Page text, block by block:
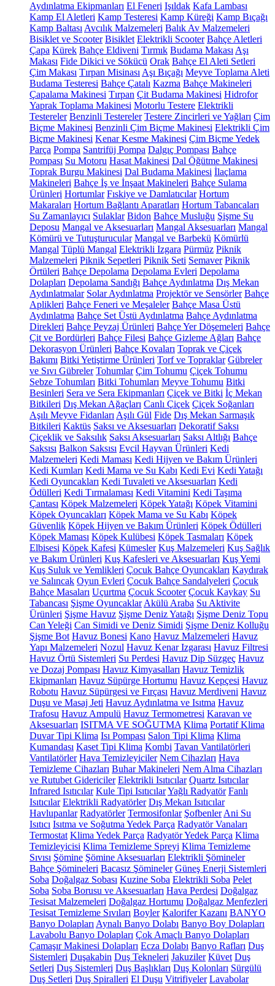
Aydınlatma Ekipmanları El Feneri Işıldak Kafa Lambası
Kamp El Aletleri Kamp Testeresi Kamp Küreği Kamp Bıçağı
Kamp Baltası Avcılık Malzemeleri Balık Av Malzemeleri
Bisiklet ve Scooter Bisiklet Elektrikli Scooter Bahçe Aletleri
Çapa Kürek Bahçe Eldiveni Tırmık Budama Makası Aşı
Makası Fide Dikici ve Sökücü Orak Bahçe El Aleti Setleri
Çim Makası Tırpan Misinası Aşı Bıçağı Meyve Toplama Aleti
Budama Testeresi Bahçe Çatalı Kazma Bahçe Makineleri
Çapalama Makinesi Tırpan Çit Budama Makinesi Hidrofor
Yaprak Toplama Makinesi Motorlu Testere Elektrikli
Testereler Benzinli Testereler Testere Zincirleri ve Yağları Çim
Biçme Makinesi Benzinli Çim Biçme Makinesi Elektrikli Çim
Biçme Makinesi Kenar Kesme Makinesi Çim Biçme Yedek
Parça Pompa Santrifüj Pompa Dalgıç Pompası Bahçe
Pompası Su Motoru Hasat Makinesi Dal Öğütme Makinesi
Toprak Burgu Makinesi Dal Budama Makinesi İlaçlama
Makineleri Bahçe İş ve İnşaat Makineleri Bahçe Sulama
Ürünleri Hortumlar Fıskiye ve Damlatıcılar Hortum
Makaraları Hortum Bağlantı Aparatları Hortum Tabancaları
Su Zamanlayıcı Sulaklar Bidon Bahçe Musluğu Şişme Su
Deposu Mangal ve Aksesuarları Mangal Aksesuarları Mangal
Kömürü ve Tutuşturucular Mangal ve Barbekü Kömürlü
Mangal Tüplü Mangal Elektrikli Izgara Pürmüz Piknik
Malzemeleri Piknik Sepetleri Piknik Seti Semaver Piknik
Örtüleri Bahçe Depolama Depolama Evleri Depolama
Dolapları Depolama Sandığı Bahçe Aydınlatma Dış Mekan
Aydınlatmalar Solar Aydınlatma Projektör ve Sensörler Bahçe
Aplikleri Bahçe Feneri ve Meşaleler Bahçe Masa Üstü
Aydınlatma Bahçe Set Üstü Aydınlatma Bahçe Aydınlatma
Direkleri Bahçe Peyzaj Ürünleri Bahçe Yer Döşemeleri Bahçe
Çit ve Bordürleri Bahçe Filesi Bahçe Gizleme Ağları Bahçe
Dekorasyon Ürünleri Bahçe Kovaları Toprak ve Çiçek
Bakımı Bitki Yetiştirme Ürünleri Torf ve Topraklar Gübreler
ve Sıvı Gübreler Tohumlar Çim Tohumu Çiçek Tohumu
Sebze Tohumları Bitki Tohumları Meyve Tohumu Bitki
Besinleri Sera ve Sera Ekipmanları Çiçek ve Bitki İç Mekan
Bitkileri Dış Mekan Ağaçları Canlı Çiçek Çiçek Soğanları
Aşılı Meyve Fidanları Aşılı Gül Fide Dış Mekan Sarmaşık
Bitkileri Kaktüs Saksı ve Aksesuarları Dekoratif Saksı
Çiçeklik ve Saksılık Saksı Aksesuarları Saksı Altlığı Bahçe
Saksısı Balkon Saksısı Evcil Hayvan Ürünleri Kedi
Malzemeleri Kedi Maması Kedi Hijyen ve Bakım Ürünleri
Kedi Kumları Kedi Mama ve Su Kabı Kedi Evi Kedi Yatağı
Kedi Oyuncakları Kedi Tuvaleti ve Aksesuarları Kedi
Ödülleri Kedi Tırmalaması Kedi Vitamini Kedi Taşıma
Çantası Köpek Malzemeleri Köpek Yatağı Köpek Vitamini
Köpek Oyuncakları Köpek Mama ve Su Kabı Köpek
Güvenlik Köpek Hijyen ve Bakım Ürünleri Köpek Ödülleri
Köpek Maması Köpek Kulübesi Köpek Tasmaları Köpek
Elbisesi Köpek Kafesi Kümesler Kuş Malzemeleri Kuş Sağlık
ve Bakım Ürünleri Kuş Kafesleri ve Aksesuarları Kuş Yemi
Kuş Suluk ve Yemlikleri Çocuk Bahçe Oyuncakları Kaydırak
ve Salıncak Oyun Evleri Çocuk Bahçe Sandalyeleri Çocuk
Bahçe Masaları Uçurtma Çocuk Scooter Çocuk Kaykay Su
Tabancası Şişme Oyuncaklar Akülü Araba Su Aktivite
Ürünleri Şişme Havuz Şişme Deniz Yatağı Şişme Deniz Topu
Can Yeleği Can Simidi ve Deniz Simidi Şişme Deniz Kolluğu
Şişme Bot Havuz Bonesi Kano Havuz Malzemeleri Havuz
Yapı Malzemeleri Nozul Havuz Kenar Izgarası Havuz Filtresi
Havuz Örtü Sistemleri Su Perdesi Havuz Dip Süzgeç Havuz
ve Dozaj Pompası Havuz Kimyasalları Havuz Temizlik
Ekipmanları Havuz Süpürge Hortumu Havuz Kepçesi Havuz
Robotu Havuz Süpürgesi ve Fırçası Havuz Merdiveni Havuz
Duşu ve Masaj Jeti Havuz Aydınlatma ve Isıtma Havuz
Trafosu Havuz Ampulü Havuz Termometresi Karavan ve
Aksesuarları ISITMA VE SOĞUTMA Klima Portatif Klima
Duvar Tipi Klima Isı Pompası Salon Tipi Klima Klima
Kumandası Kaset Tipi Klima Kombi Tavan Vantilatörleri
Vantilatörler Hava Temizleyiciler Nem Cihazları Hava
Temizleme Cihazları Buhar Makineleri Nem Alma Cihazları
ve Rutubet Gidericiler Elektrikli Isıtıcılar Quartz Isıtıcılar
Infrared Isıtıcılar Kule Tipi IsıtıcılarYağlı Radyatör Fanlı
Isıtıcılar Elektrikli Radyatörler Dış Mekan Isıtıcılar
Havlupanlar Radyatörler Termosifonlar Şofbenler Ani Su
Isıtıcı Isıtma ve Soğutma Yedek Parça Radyatör Vanaları
Termostat Klima Yedek Parça Radyatör Yedek Parça Klima
Temizleyicisi Klima Temizleme Spreyi Klima Temizleme
Sıvısı Şömine Şömine Aksesuarları Elektrikli Şömineler
Bahçe Şömineleri Bacasız Şömineler Güneş Enerji Sistemleri
Soba Doğalgaz Sobası Kuzine Soba Elektrikli Soba Pelet
Soba Soba Borusu ve Aksesuarları Hava Perdesi Doğalgaz
Tesisat Malzemeleri Doğalgaz Hortumu Doğalgaz Menfezleri
Tesisat Temizleme Sıvıları Boyler Kalorifer Kazanı BANYO
Banyo Dolapları Aynalı Banyo Dolabı Banyo Boy Dolapları
Lavabolu Banyo Dolapları Çok Amaçlı Banyo Dolapları
Çamaşır Makinesi Dolapları Ecza Dolabı Banyo Rafları Duş
Sistemleri Duşakabin Duş Tekneleri Jakuziler Küvet Duş
Setleri Duş Sistemleri Duş Başlıkları Duş Kolonları Sürgülü
Duş Setleri Duş Spiralleri El Duşu Vitrifiyeler Lavabolar